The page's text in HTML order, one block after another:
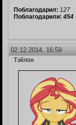
Поблагодарил: 127
Поблагодарили: 454
02.12.2014, 16:59
Тэйлон